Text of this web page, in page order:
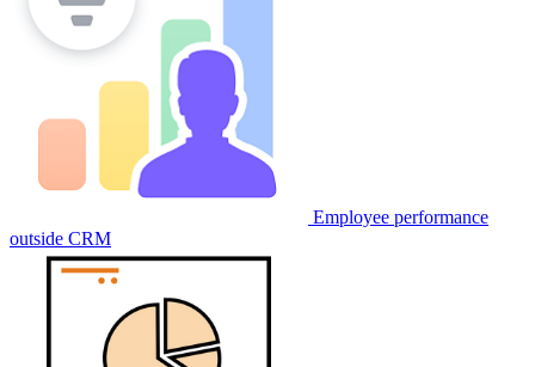
Employee performance
outside CRM